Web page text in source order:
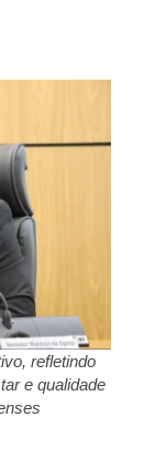
refletindo
e qualidade